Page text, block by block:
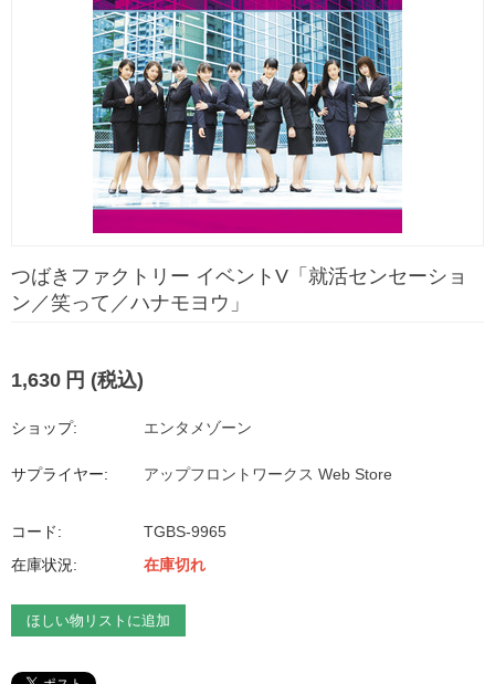
つばきファクトリー イベントV「就活センセーショ
ン／笑って／ハナモヨウ」
1,630 円 (税込)
ショップ: エンタメゾーン
サプライヤー: アップフロントワークス Web Store
コード:
TGBS-9965
在庫状況:
在庫切れ
ほしい物リストに追加